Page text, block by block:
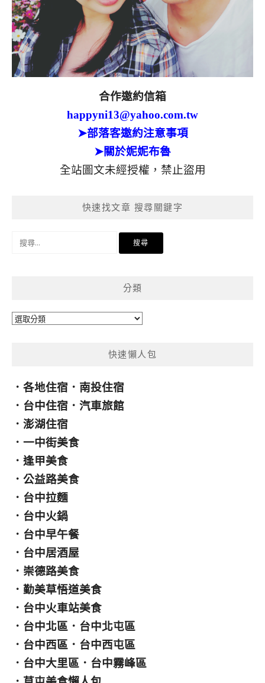
合作邀約信箱
happyni13@yahoo.com.tw
➤部落客邀約注意事項
➤關於妮妮布魯
全站圖文未經授權，禁止盜用
快速找文章 搜尋關鍵字
分類
分
快速懶人包
． 各地住宿 ． 南投住宿
． 台中住宿 ． 汽車旅館
． 澎湖住宿
． 一中街美食
． 逢甲美食
． 公益路美食
． 台中拉麵
． 台中火鍋
． 台中早午餐
． 台中居酒屋
． 崇德路美食
． 勤美草悟道美食
． 台中火車站美食
． 台中北區 ． 台中北屯區
． 台中西區 ． 台中西屯區
． 台中大里區 ． 台中霧峰區